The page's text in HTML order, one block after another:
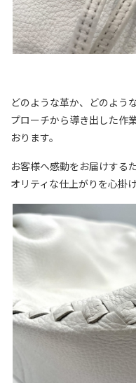
どのような革か、どのよう
プローチから導き出した作
おります。
お客様へ感動をお届けする
オリティな仕上がりを心掛